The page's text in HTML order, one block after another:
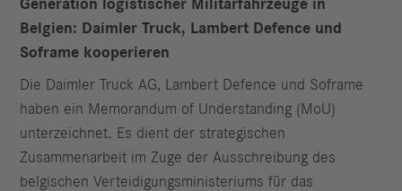
Generation logistischer Militärfahrzeuge in
Belgien: Daimler Truck, Lambert Defence und
Soframe kooperieren
Die Daimler Truck AG, Lambert Defence und Soframe
haben ein Memorandum of Understanding (MoU)
unterzeichnet. Es dient der strategischen
Zusammenarbeit im Zuge der Ausschreibung des
belgischen Verteidigungsministeriums für das